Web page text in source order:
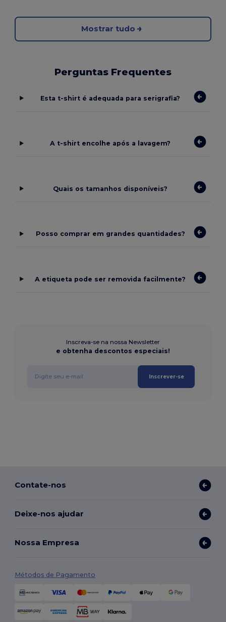
Mostrar tudo
Perguntas Frequentes
Esta t-shirt é adequada para serigrafia?
A t-shirt encolhe após a lavagem?
Quais os tamanhos disponíveis?
Posso comprar em grandes quantidades?
A etiqueta pode ser removida facilmente?
Inscreva-se na nossa Newsletter
e obtenha descontos especiais!
Inscrever-se
Contate-nos
Deixe-nos ajudar
Nossa Empresa
Métodos de Pagamento